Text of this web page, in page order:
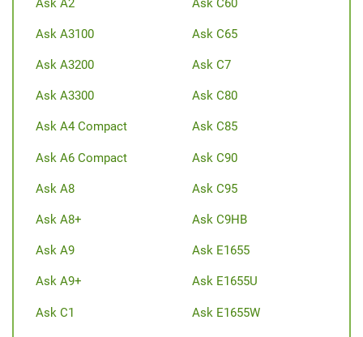
Ask A2
Ask A3100
Ask A3200
Ask A3300
Ask A4 Compact
Ask A6 Compact
Ask A8
Ask A8+
Ask A9
Ask A9+
Ask C1
Ask C60
Ask C65
Ask C7
Ask C80
Ask C85
Ask C90
Ask C95
Ask C9HB
Ask E1655
Ask E1655U
Ask E1655W